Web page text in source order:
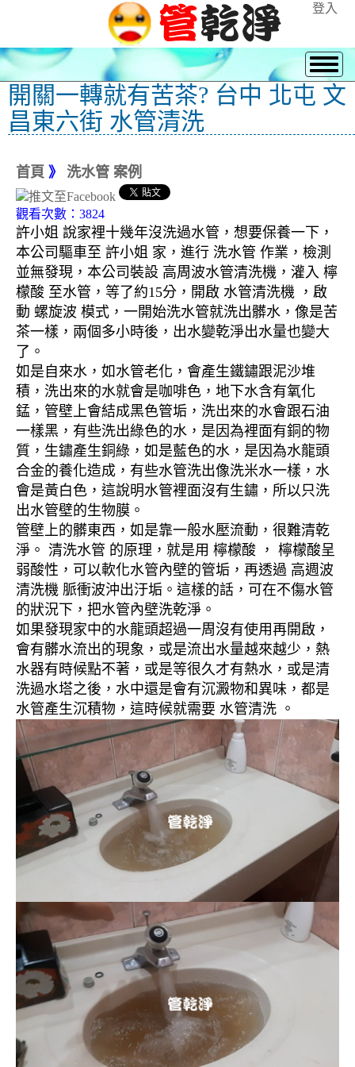
登入
開關一轉就有苦茶? 台中 北屯 文
昌東六街 水管清洗
首頁 》 洗水管 案例
觀看次數：3824
許小姐 說家裡十幾年沒洗過水管，想要保養一下，
本公司驅車至 許小姐 家，進行 洗水管 作業，檢測
並無發現，本公司裝設 高周波水管清洗機，灌入 檸
檬酸 至水管，等了約15分，開啟 水管清洗機 ，啟
動 螺旋波 模式，一開始洗水管就洗出髒水，像是苦
茶一樣，兩個多小時後，出水變乾淨出水量也變大
了。
如是自來水，如水管老化，會產生鐵鏽跟泥沙堆
積，洗出來的水就會是咖啡色，地下水含有氧化
錳，管壁上會結成黑色管垢，洗出來的水會跟石油
一樣黑，有些洗出綠色的水，是因為裡面有銅的物
質，生鏽產生銅綠，如是藍色的水，是因為水龍頭
合金的養化造成，有些水管洗出像洗米水一樣，水
會是黃白色，這說明水管裡面沒有生鏽，所以只洗
出水管壁的生物膜。
管壁上的髒東西，如是靠一般水壓流動，很難清乾
淨。 清洗水管 的原理，就是用 檸檬酸 ， 檸檬酸呈
弱酸性，可以軟化水管內壁的管垢，再透過 高週波
清洗機 脈衝波沖出汙垢。這樣的話，可在不傷水管
的狀況下，把水管內壁洗乾淨。
如果發現家中的水龍頭超過一周沒有使用再開啟，
會有髒水流出的現象，或是流出水量越來越少，熱
水器有時候點不著，或是等很久才有熱水，或是清
洗過水塔之後，水中還是會有沉澱物和異味，都是
水管產生沉積物，這時候就需要 水管清洗 。